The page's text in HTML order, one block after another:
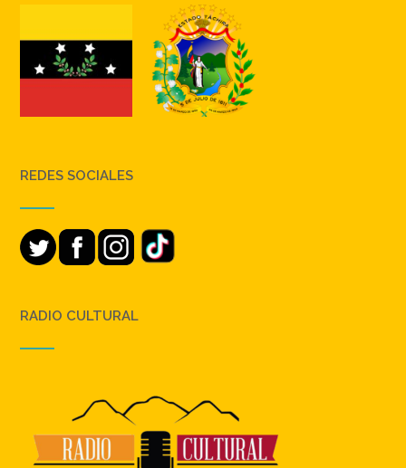
REDES SOCIALES
RADIO CULTURAL